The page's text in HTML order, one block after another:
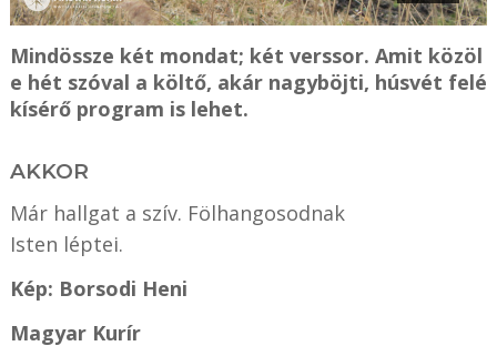
Mindössze két mondat; két verssor. Amit közöl
e hét szóval a költő, akár nagyböjti, húsvét felé
kísérő program is lehet.
AKKOR
Már hallgat a szív. Fölhangosodnak
Isten léptei.
Kép: Borsodi Heni
Magyar Kurír